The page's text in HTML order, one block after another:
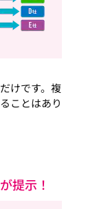
けです。複
ことはあり
提示！